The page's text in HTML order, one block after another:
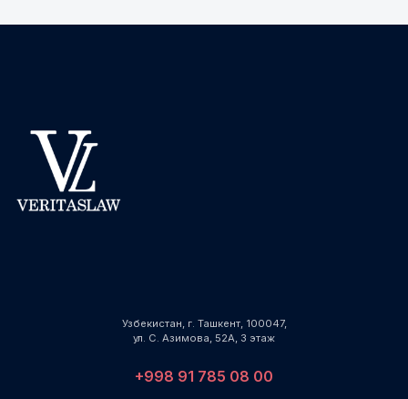
Узбекистан, г. Ташкент, 100047,
ул. С. Азимова, 52А, 3 этаж
+998 91 785 08 00